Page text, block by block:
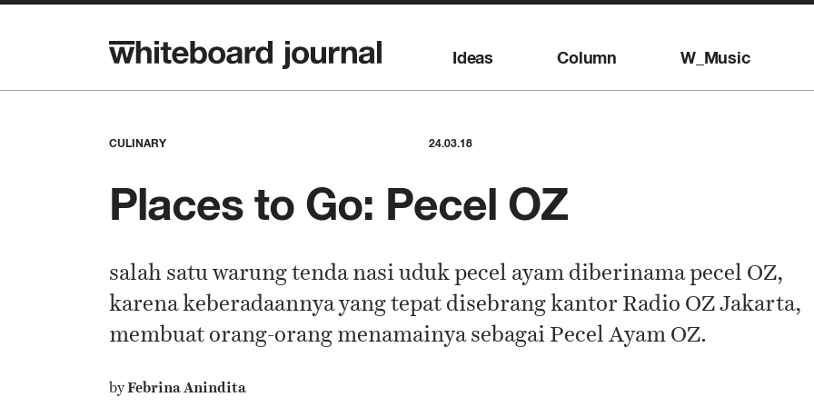
Ideas Column W_Music
CULINARY 24.03.18
Places to Go: Pecel OZ
salah satu warung tenda nasi uduk pecel ayam diberinama pecel OZ,
karena keberadaannya yang tepat disebrang kantor Radio OZ Jakarta,
membuat orang-orang menamainya sebagai Pecel Ayam OZ.
byFebrina Anindita